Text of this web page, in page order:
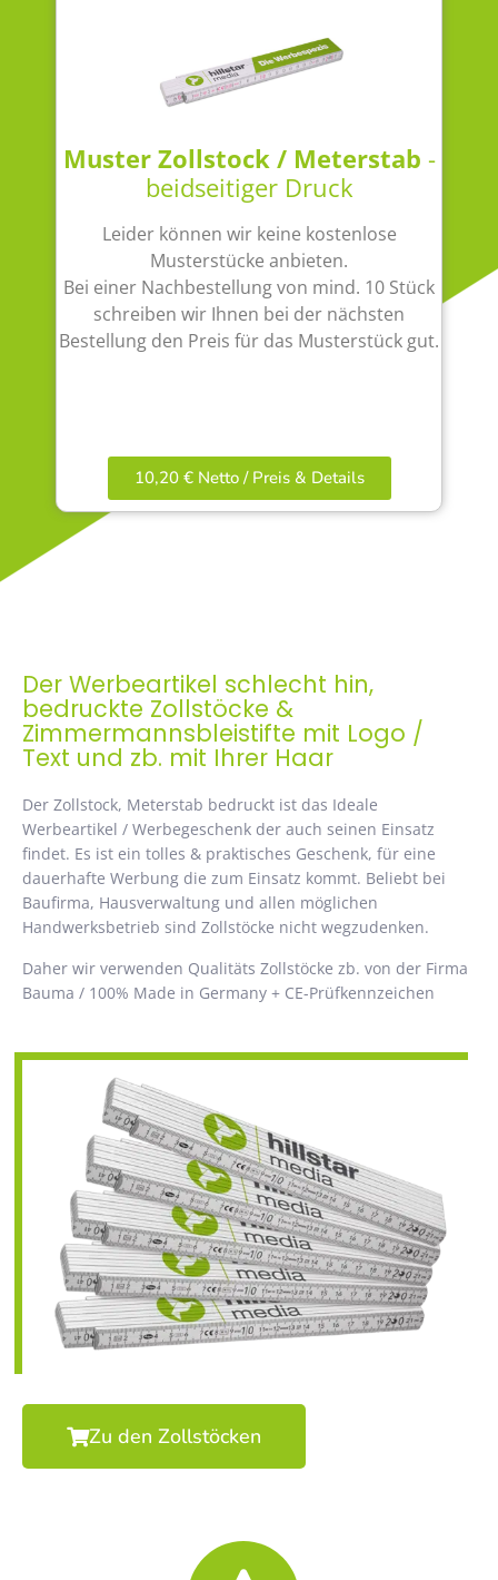
Muster Zollstock / Meterstab -
beidseitiger Druck
Leider können wir keine kostenlose
Musterstücke anbieten.
Bei einer Nachbestellung von mind. 10 Stück
schreiben wir Ihnen bei der nächsten
Bestellung den Preis für das Musterstück gut.
10,20 € Netto / Preis & Details
Der Werbeartikel schlecht hin,
bedruckte Zollstöcke &
Zimmermannsbleistifte mit Logo /
Text und zb. mit Ihrer Haar
Der Zollstock, Meterstab bedruckt ist das Ideale
Werbeartikel / Werbegeschenk der auch seinen Einsatz
findet. Es ist ein tolles & praktisches Geschenk, für eine
dauerhafte Werbung die zum Einsatz kommt. Beliebt bei
Baufirma, Hausverwaltung und allen möglichen
Handwerksbetrieb sind Zollstöcke nicht wegzudenken.
Daher wir verwenden Qualitäts Zollstöcke zb. von der Firma
Bauma / 100% Made in Germany + CE-Prüfkennzeichen
Zu den Zollstöcken